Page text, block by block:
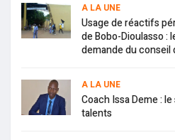
A LA UNE
Usage de réactifs
de Bobo-Dioulasso :
demande du conseil
A LA UNE
Coach Issa Deme :
talents